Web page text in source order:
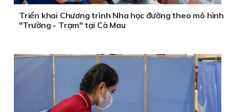
Triển khai Chương trình Nha học đường theo mô hình
"Trường - Trạm" tại Cà Mau